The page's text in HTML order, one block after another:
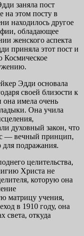
заняла пост
этом посту в
находилось другое
об­ладающее
женского аспекта
приняла этот пост и
Космическое
Эдди осно­вала
своей близости к
имела очень
Она учила
духов­ный закон, что
— вечный принцип,
подражания.
целительства,
Христа не
которую она
матрицу учения,
в 1910 году, она
света, откуда